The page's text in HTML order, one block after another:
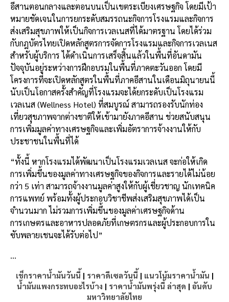
อีสานตอนกลางและตอนบนเป็นเขตระเบียงเศรษฐกิจ โดยมีเป้า
หมายชัดเจนในการยกระดับสมรรถนะกิจการโรงแรมและกิจการ
ส่งเสริมสุขภาพให้เป็นกิจการเวลเนสที่ได้มาตรฐาน โดยได้ร่วม
กับกฎบัตรไทยเปิดหลักสูตรการจัดการโรงแรมและกิจการเวลเนส
สำหรับผู้บริการ ได้ดำเนินการเสร็จสิ้นแล้วในพื้นที่อันดามัน
ปัจจุบันอยู่ระหว่างการฝึกอบรมในพื้นที่ภาคตะวันออก โดยมี
โครงการที่จะเปิดหลักสูตรในพื้นที่ภาคอีสานในเดือนมิถุนายนนี้
นับเป็นโอกาสครั้งสำคัญที่โรงแรมจะได้ยกระดับเป็นโรงแรม
เวลเนส (Wellness Hotel) ที่สมบูรณ์ สามารถรองรับนักท่อง
เที่ยวสุขภาพจากต่างชาติให้เข้ามายังภาคอีสาน ช่วยสนับสนุน
การเพิ่มมูลค่าทางเศรษฐกิจและเพิ่มอัตราการจ้างงานให้กับ
ประชาชนในพื้นที่ได้
“ทั้งนี้ หากโรงแรมได้พัฒนาเป็นโรงแรมเวลเนส จะก่อให้เกิด
การเพิ่มขึ้นของมูลค่าทางเศรษฐกิจของกิจการและรายได้ไม่น้อย
กว่า 5 เท่า สามารถจ้างงานมูลค่าสูงให้กับผู้เชี่ยวชาญ นักเทคนิค
การแพทย์ พร้อมทั้งผู้ประกอบวิชาชีพส่งเสริมสุขภาพได้เป็น
จำนวนมาก ไม่รวมการเพิ่มขึ้นของมูลค่าเศรษฐกิจด้าน
การเกษตรและอาหารปลอดภัยที่เกษตรกรและผู้ประกอบการใน
ซับพลายเชนจะได้รับต่อไป”
…
เช็กราคาน้ำมันวันนี้ | ราคาดีเซลวันนี้ | แนวโน้มราคาน้ำมัน |
น้ำมันแพงกระทบอะไรบ้าง | ราคาน้ำมันพรุ่งนี้ ล่าสุด | อันดับ
มหาวิทยาลัยไทย